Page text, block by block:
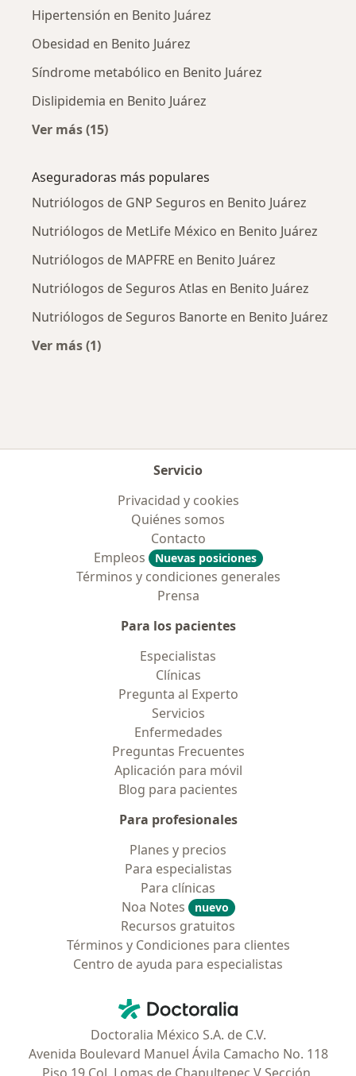
Hipertensión en Benito Juárez
Obesidad en Benito Juárez
Síndrome metabólico en Benito Juárez
Dislipidemia en Benito Juárez
Ver más (15)
Aseguradoras más populares
Nutriólogos de GNP Seguros en Benito Juárez
Nutriólogos de MetLife México en Benito Juárez
Nutriólogos de MAPFRE en Benito Juárez
Nutriólogos de Seguros Atlas en Benito Juárez
Nutriólogos de Seguros Banorte en Benito Juárez
Ver más (1)
Servicio
Privacidad y cookies
Quiénes somos
Contacto
Empleos
Nuevas posiciones
Términos y condiciones generales
Prensa
Para los pacientes
Especialistas
Clínicas
Pregunta al Experto
Servicios
Enfermedades
Preguntas Frecuentes
Aplicación para móvil
Blog para pacientes
Para profesionales
Planes y precios
Para especialistas
Para clínicas
Noa Notes
nuevo
Recursos gratuitos
Términos y Condiciones para clientes
Centro de ayuda para especialistas
Doctoralia - Página de inicio
Doctoralia México S.A. de C.V.
Avenida Boulevard Manuel Ávila Camacho No. 118